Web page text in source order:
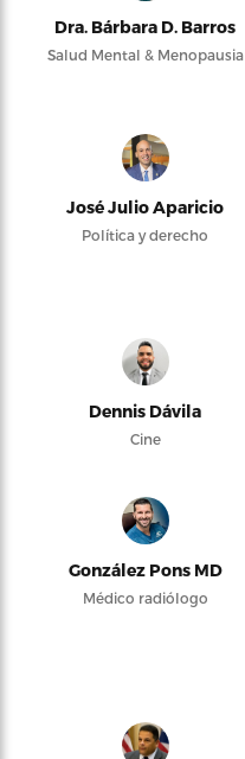
Dra. Bárbara D. Barros
Salud Mental & Menopausia
José Julio Aparicio
Política y derecho
Dennis Dávila
Cine
González Pons MD
Médico radiólogo